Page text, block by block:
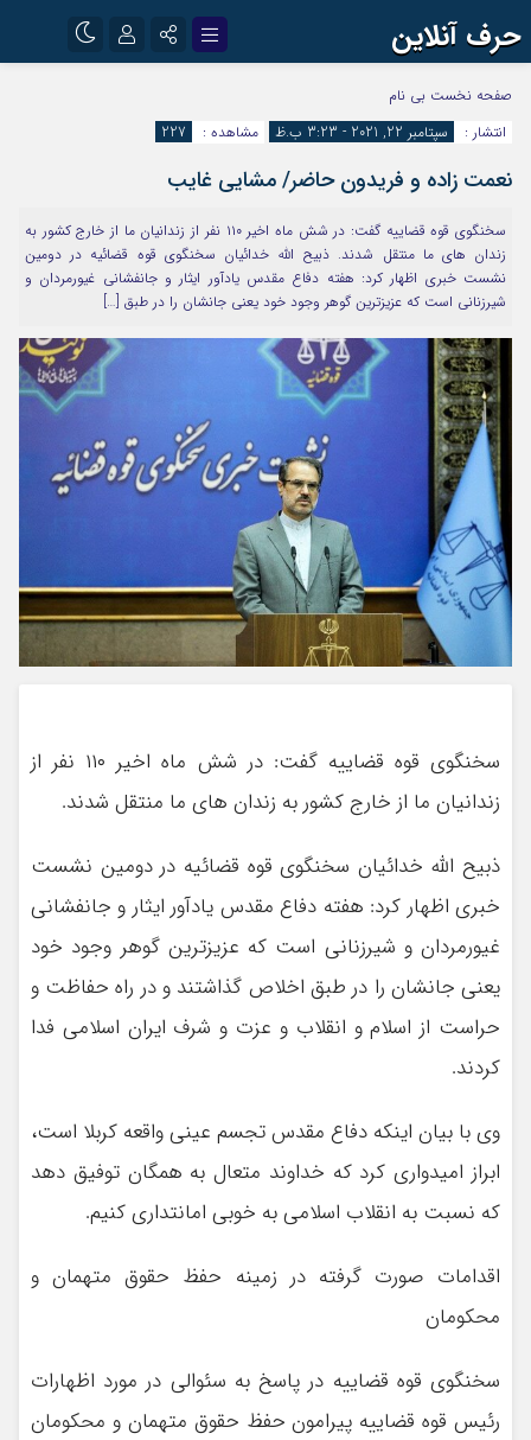
حرف آنلاین
اینستاگرام
آپارات
رمز عبور
مرا به خاطر بسپار
صفحه نخست بی نام
انتشار :
سپتامبر 22, 2021 - 3:23 ب.ظ مشاهده : 227
نعمت زاده و فریدون حاضر/ مشایی غایب
سخنگوی قوه قضاییه گفت: در شش ماه اخیر ۱۱۰ نفر از زندانیان ما از خارج کشور به
زندان های ما منتقل شدند. ذبیح الله خدائیان سخنگوی قوه قضائیه در دومین
نشست خبری اظهار کرد: هفته دفاع مقدس یادآور ایثار و جانفشانی غیورمردان و
شیرزنانی است که عزیزترین گوهر وجود خود یعنی جانشان را در طبق […]
سخنگوی قوه قضاییه گفت: در شش ماه اخیر ۱۱۰ نفر از
زندانیان ما از خارج کشور به زندان های ما منتقل شدند.
ذبیح الله خدائیان سخنگوی قوه قضائیه در دومین نشست
خبری اظهار کرد: هفته دفاع مقدس یادآور ایثار و جانفشانی
غیورمردان و شیرزنانی است که عزیزترین گوهر وجود خود
یعنی جانشان را در طبق اخلاص گذاشتند و در راه حفاظت و
حراست از اسلام و انقلاب و عزت و شرف ایران اسلامی فدا
کردند.
وی با بیان اینکه دفاع مقدس تجسم عینی واقعه کربلا است،
ابراز امیدواری کرد که خداوند متعال به همگان توفیق دهد
که نسبت به انقلاب اسلامی به خوبی امانتداری کنیم.
اقدامات صورت گرفته در زمینه حفظ حقوق متهمان و
محکومان
سخنگوی قوه قضاییه در پاسخ به سئوالی در مورد اظهارات
رئیس قوه قضاییه پیرامون حفظ حقوق متهمان و محکومان